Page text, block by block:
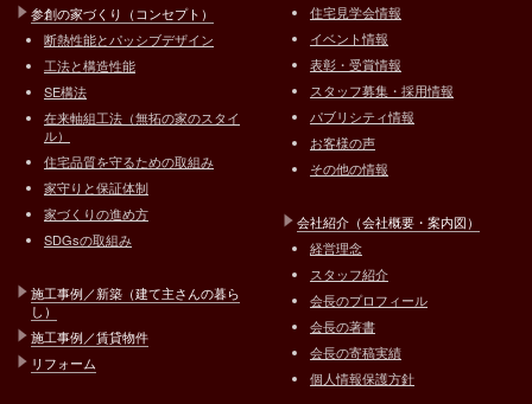
参創の家づくり（コンセプト）
断熱性能とパッシブデザイン
工法と構造性能
SE構法
在来軸組工法（無拓の家のスタイ
ル）
住宅品質を守るための取組み
家守りと保証体制
家づくりの進め方
SDGsの取組み
施工事例／新築（建て主さんの暮ら
し）
施工事例／賃貸物件
リフォーム
住宅見学会情報
イベント情報
表彰・受賞情報
スタッフ募集・採用情報
パブリシティ情報
お客様の声
その他の情報
会社紹介（会社概要・案内図）
経営理念
スタッフ紹介
会長のプロフィール
会長の著書
会長の寄稿実績
個人情報保護方針